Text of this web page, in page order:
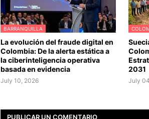
BARRANQUILLA
La evolución del fraude digital en
Colombia: De la alerta estática a
la ciberinteligencia operativa
basada en evidencia
July 10, 2026
2031
July
PUBLICAR UN COMENTARIO